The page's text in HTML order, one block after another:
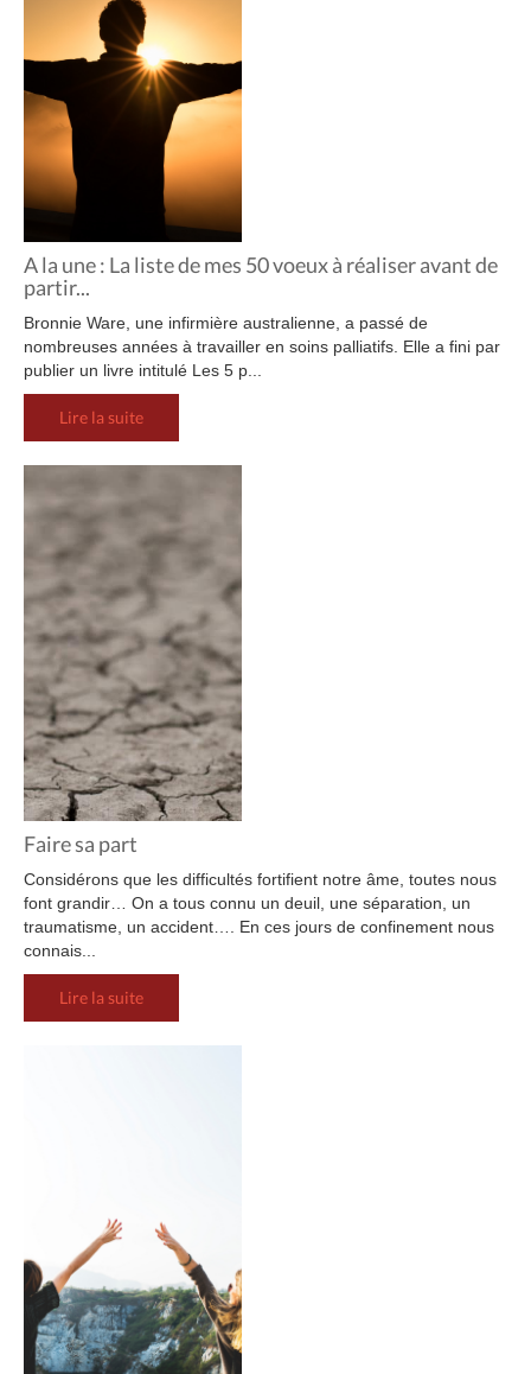
A la une : La liste de mes 50 voeux à réaliser avant de
partir...
Bronnie Ware, une infirmière australienne, a passé de
nombreuses années à travailler en soins palliatifs. Elle a fini par
publier un livre intitulé Les 5 p...
Lire la suite
Faire sa part
Considérons que les difficultés fortifient notre âme, toutes nous
font grandir… On a tous connu un deuil, une séparation, un
traumatisme, un accident…. En ces jours de confinement nous
connais...
Lire la suite